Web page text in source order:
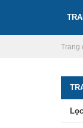
Trang